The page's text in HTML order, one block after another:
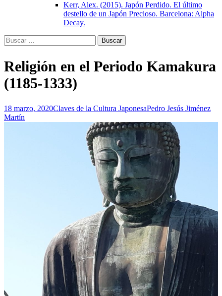
Kerr, Alex. (2015). Japón Perdido. El último
destello de un Japón Precioso. Barcelona: Alpha
Decay.
Buscar:
Religión en el Periodo Kamakura
(1185-1333)
18 marzo, 2020Claves de la Cultura JaponesaPedro Jesús Jiménez
Martín